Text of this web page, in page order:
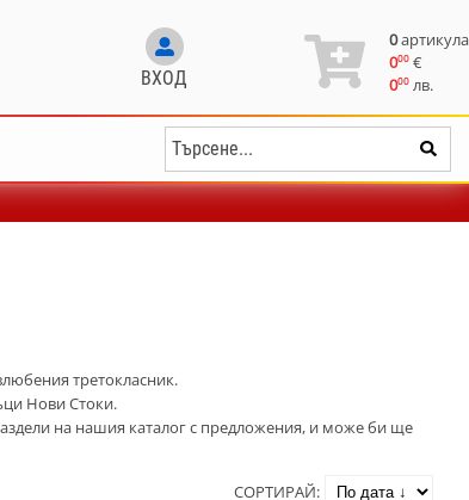
ВХОД
0артикула
000 €
000 лв.
третокласник.
Нови Стоки.
на нашия каталог с предложения, и може би ще
СОРТИРАЙ: